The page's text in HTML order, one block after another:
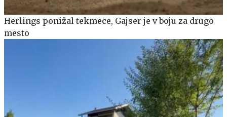
Herlings ponižal tekmece, Gajser je v boju za drugo
mesto